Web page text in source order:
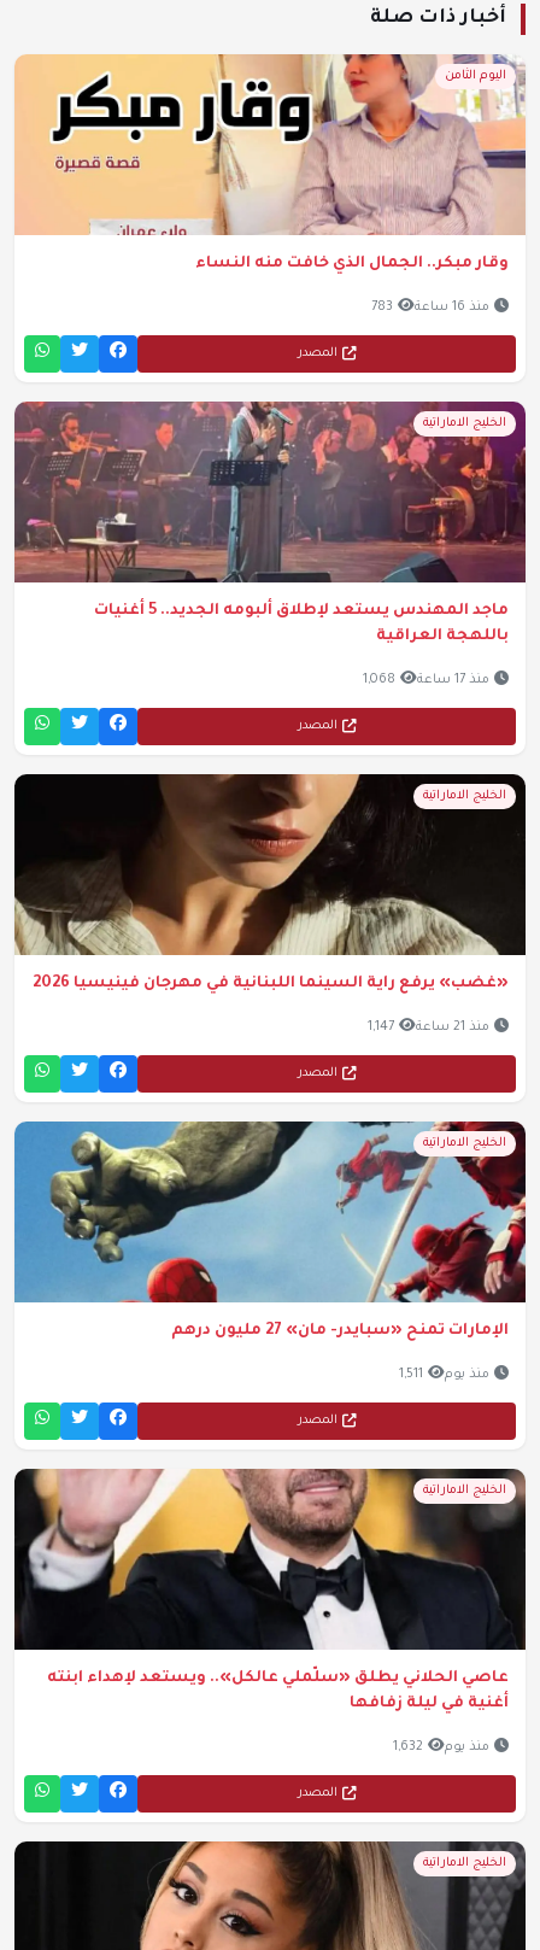
أخبار ذات صلة
اليوم الثامن
وقار مبكر.. الجمال الذي خافت منه النساء
منذ 16 ساعة 783
المصدر
الخليج الاماراتية
ماجد المهندس يستعد لإطلاق ألبومه الجديد.. 5 أغنيات
باللهجة العراقية
منذ 17 ساعة 1,068
المصدر
الخليج الاماراتية
«غضب» يرفع راية السينما اللبنانية في مهرجان فينيسيا 2026
منذ 21 ساعة 1,147
المصدر
الخليج الاماراتية
الإمارات تمنح «سبايدر- مان» 27 مليون درهم
منذ يوم 1,511
المصدر
الخليج الاماراتية
عاصي الحلاني يطلق «سلّملي عالكل».. ويستعد لإهداء ابنته
أغنية في ليلة زفافها
منذ يوم 1,632
المصدر
الخليج الاماراتية